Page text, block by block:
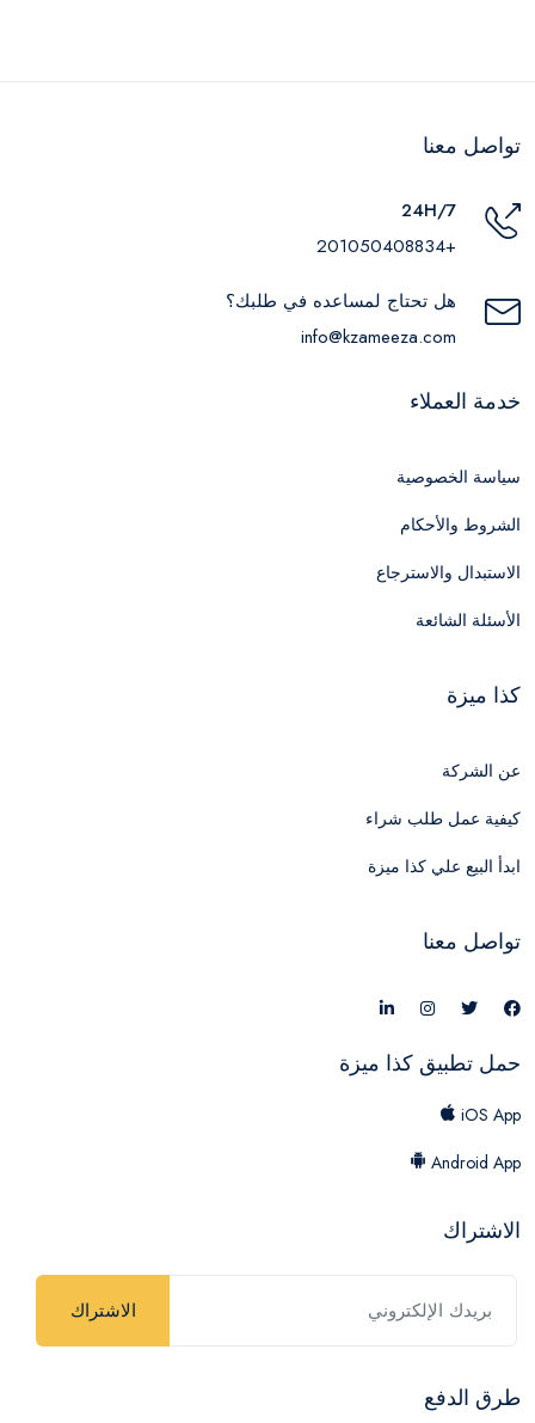
تواصل معنا
24H/7
+201050408834
هل تحتاج لمساعده في طلبك؟
info@kzameeza.com
خدمة العملاء
سياسة الخصوصية
الشروط والأحكام
الاستبدال والاسترجاع
الأسئلة الشائعة
كذا ميزة
عن الشركة
كيفية عمل طلب شراء
ابدأ البيع علي كذا ميزة
تواصل معنا
حمل تطبيق كذا ميزة
iOS App
Android App
الاشتراك
الاشتراك
طرق الدفع